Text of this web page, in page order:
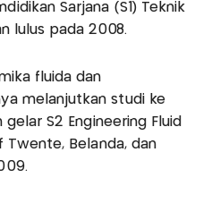
Sarjana (S1) Teknik
lulus pada 2008.
fluida dan
melanjutkan studi ke
S2 Engineering Fluid
Twente, Belanda, dan